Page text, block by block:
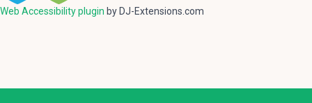
Web Accessibility plugin by DJ-Extensions.com